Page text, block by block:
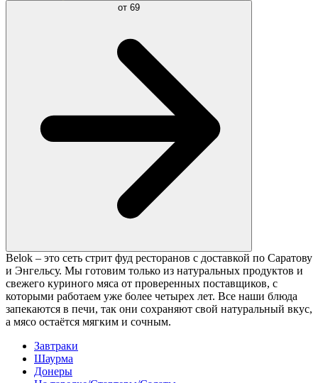
от 69
Belok – это сеть стрит фуд ресторанов с доставкой по Саратову
и Энгельсу. Мы готовим только из натуральных продуктов и
свежего куриного мяса от проверенных поставщиков, с
которыми работаем уже более четырех лет. Все наши блюда
запекаются в печи, так они сохраняют свой натуральный вкус,
а мясо остаётся мягким и сочным.
Завтраки
Шаурма
Донеры